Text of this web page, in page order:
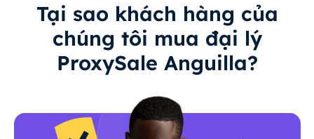
Tại sao khách hàng của
chúng tôi mua đại lý
ProxySale Anguilla?